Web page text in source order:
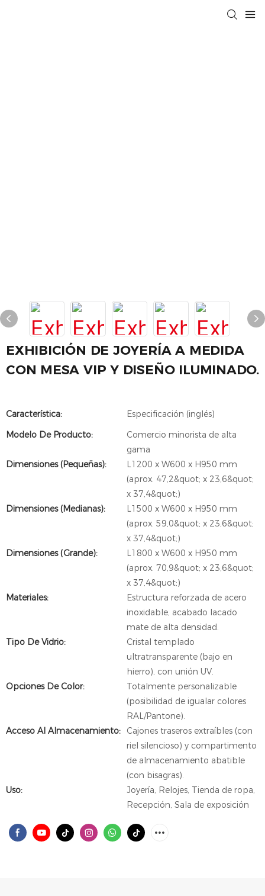
EXHIBICIÓN DE JOYERÍA A MEDIDA
CON MESA VIP Y DISEÑO ILUMINADO.
Característica:
Especificación (inglés)
Modelo De Producto:
Comercio minorista de alta
gama
Dimensiones (Pequeñas):
L1200 x W600 x H950 mm
(aprox. 47,2&quot; x 23,6&quot;
x 37,4&quot;)
Dimensiones (Medianas):
L1500 x W600 x H950 mm
(aprox. 59,0&quot; x 23,6&quot;
x 37,4&quot;)
Dimensiones (Grande):
L1800 x W600 x H950 mm
(aprox. 70,9&quot; x 23,6&quot;
x 37,4&quot;)
Materiales:
Estructura reforzada de acero
inoxidable, acabado lacado
mate de alta densidad.
Tipo De Vidrio:
Cristal templado
ultratransparente (bajo en
hierro), con unión UV.
Opciones De Color:
Totalmente personalizable
(posibilidad de igualar colores
RAL/Pantone).
Acceso Al Almacenamiento:
Cajones traseros extraíbles (con
riel silencioso) y compartimento
de almacenamiento abatible
(con bisagras).
Uso:
Joyería, Relojes, Tienda de ropa,
Recepción, Sala de exposición